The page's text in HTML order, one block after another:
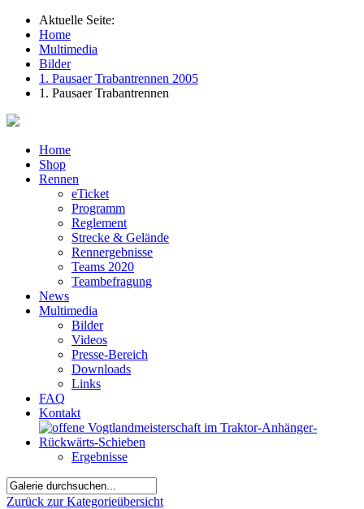
Aktuelle Seite:
Home
Multimedia
Bilder
1. Pausaer Trabantrennen 2005
1. Pausaer Trabantrennen
Home
Shop
Rennen
eTicket
Programm
Reglement
Strecke & Gelände
Rennergebnisse
Teams 2020
Teambefragung
News
Multimedia
Bilder
Videos
Presse-Bereich
Downloads
Links
FAQ
Kontakt
Ergebnisse
Zurück zur Kategorieübersicht